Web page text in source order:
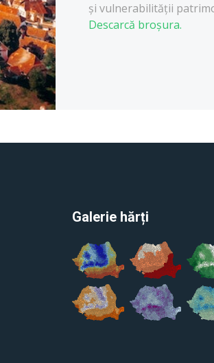
și vulnerabilității
Descarcă broșura.
Galerie hărți